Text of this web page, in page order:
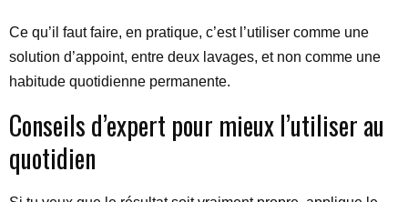
Ce qu’il faut faire, en pratique, c’est l’utiliser comme une
solution d’appoint, entre deux lavages, et non comme une
habitude quotidienne permanente.
Conseils d’expert pour mieux l’utiliser au
quotidien